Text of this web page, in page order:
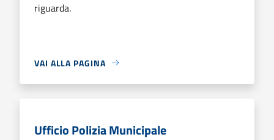
riguarda.
VAI ALLA PAGINA
Ufficio Polizia Municipale